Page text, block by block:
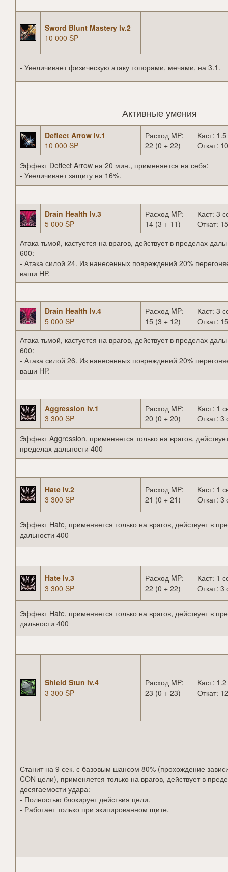
Sword Blunt Mastery lv.2
10 000 SP
- Увеличивает физическую атаку топорами, мечами, на 3.1.
Активные умения
Deflect Arrow lv.1
10 000 SP
Расход MP:
22 (0 + 22)
Каст:
Откат:
Эффект Deflect Arrow на 20 мин., применяется на себя:
- Увеличивает защиту на 16%.
Drain Health lv.3
5 000 SP
Расход MP:
14 (3 + 11)
Каст: 3
Откат:
Атака тьмой, кастуется на врагов, действует в пределах
600:
- Атака силой 24. Из нанесенных повреждений 20%
ваши HP.
Drain Health lv.4
5 000 SP
Расход MP:
15 (3 + 12)
Каст: 3
Откат:
Атака тьмой, кастуется на врагов, действует в пределах
600:
- Атака силой 26. Из нанесенных повреждений 20%
ваши HP.
Aggression lv.1
3 300 SP
Расход MP:
20 (0 + 20)
Каст: 1
Откат: 3
Эффект Aggression, применяется только на врагов,
пределах дальности 400
Hate lv.2
3 300 SP
Расход MP:
21 (0 + 21)
Каст: 1
Откат: 3
Эффект Hate, применяется только на врагов, действует в
дальности 400
Hate lv.3
3 300 SP
Расход MP:
22 (0 + 22)
Каст: 1
Откат: 3
Эффект Hate, применяется только на врагов, действует в
дальности 400
Shield Stun lv.4
3 300 SP
Расход MP:
23 (0 + 23)
Каст:
Откат:
Станит на 9 сек. с базовым шансом 80% (прохождение
CON цели), применяется только на врагов, действует в
досягаемости удара:
- Полностью блокирует действия цели.
- Работает только при экипированном щите.